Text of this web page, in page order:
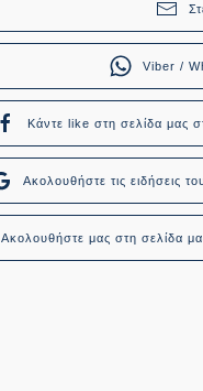
Viber /
Κάντε like στη σελίδα μας
Ακολουθήστε τις
Ακολουθήστε μας στη σελίδα